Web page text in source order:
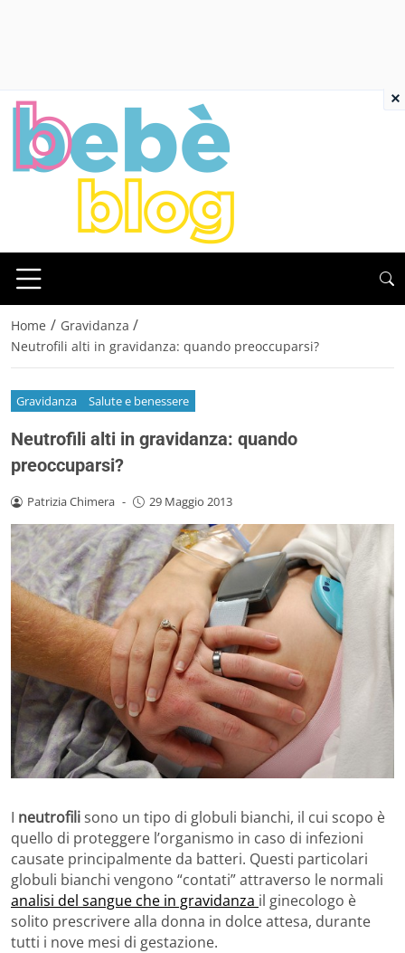
Home / Gravidanza /
Neutrofili alti in gravidanza: quando preoccuparsi?
Gravidanza Salute e benessere
Neutrofili alti in gravidanza: quando
preoccuparsi?
Patrizia Chimera - 29 Maggio 2013
I neutrofilisono un tipo di globuli bianchi, il cui scopo è
quello di proteggere l’organismo in caso di infezioni
causate principalmente da batteri. Questi particolari
globuli bianchi vengono “contati” attraverso le normali
analisi del sangue che in gravidanza il ginecologo è
solito prescrivere alla donna in dolce attesa, durante
tutti i nove mesi di gestazione.
×